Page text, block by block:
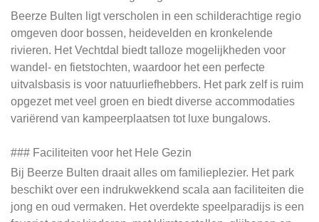
Beerze Bulten ligt verscholen in een schilderachtige regio
omgeven door bossen, heidevelden en kronkelende
rivieren. Het Vechtdal biedt talloze mogelijkheden voor
wandel- en fietstochten, waardoor het een perfecte
uitvalsbasis is voor natuurliefhebbers. Het park zelf is ruim
opgezet met veel groen en biedt diverse accommodaties
variërend van kampeerplaatsen tot luxe bungalows.
### Faciliteiten voor het Hele Gezin
Bij Beerze Bulten draait alles om familieplezier. Het park
beschikt over een indrukwekkend scala aan faciliteiten die
jong en oud vermaken. Het overdekte speelparadijs is een